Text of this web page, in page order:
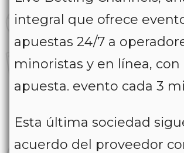
integral que ofrece
apuestas 24/7 a
minoristas y en línea, con
apuesta. evento cada 3
Esta última sociedad
acuerdo del proveedor